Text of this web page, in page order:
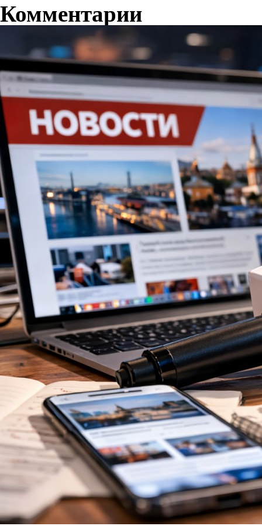
Комментарии